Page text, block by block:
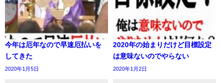
今年は厄年なので早速厄払いを
してきた
2020年1月5日
2020年の始まりだけど目標設定
は意味ないのでやらない
2020年1月2日